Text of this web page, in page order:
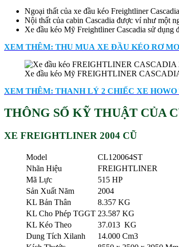
Ngoại thất của xe đầu kéo Freightliner
Nội thất của cabin Cascadia được ví như một
Xe đầu kéo Mỹ Freightliner Cascadia sử dụng
XEM THÊM: THU MUA XE ĐẦU KÉO RƠ
Xe đầu kéo Mỹ FREIGHTLINER
XEM THÊM: THANH LÝ 2 CHIẾC XE HOWO
THÔNG SỐ KỸ THUẬT CỦA
XE FREIGHTLINER 2004 CŨ
Model
CL120064ST
Nhãn Hiệu
FREIGHTLINER
Mã Lực
515 HP
Sản Xuất Năm
2004
KL Bản Thân
8.357 KG
KL Cho Phép TGGT 23.587 KG
KL Kéo Theo
37.013 KG
Dung Tích Xilanh
14.000 Cm3